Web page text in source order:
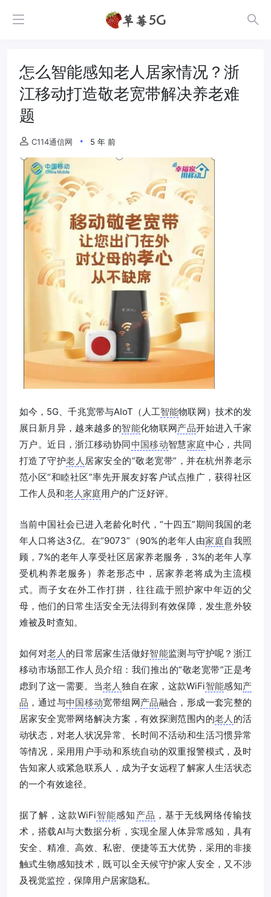
怎么智能感知老人居家情况？浙
江移动打造敬老宽带解决养老难
题
C114通信网 5 年 前
如今，5G、千兆宽带与AIoT（人工智能物联网）技术的发
展日新月异，越来越多的智能化物联网产品开始进入千家
万户。近日，浙江移动协同中国移动智慧家庭中心，共同
打造了守护老人 居家安全的“敬老宽带”，并在杭州养老示
范小区“和睦社区”率先开展友好客户试点推广，获得社区
工作人员和老人家庭用户的广泛好评。
当前中国社会已进入老龄化时代，“十四五”期间我国的老
年人口将达3亿。在“9073”（90%的老年人由家庭自我照
顾，7%的老年人享受社区居家养老服务，3%的老年人享
受机构养老服务）养老形态中，居家养老将成为主流模
式。而子女在外工作打拼，往往疏于照护家中年迈的父
母，他们的日常生活安全无法得到有效保障，发生意外较
难被及时查知。
如何对老人 的日常居家生活做好智能监测与守护呢？浙江
移动市场部工作人员介绍：我们推出的“敬老宽带”正是考
虑到了这一需要。当老人 独自在家，这款WiFi智能感知产
品 ，通过与中国移动宽带组网产品融合，形成一套完整的
居家安全宽带网络解决方案，有效探测范围内的老人 的活
动状态，对老人状况异常、长时间不活动和生活习惯异常
等情况，采用用户手动和系统自动的双重报警模式，及时
告知家人或紧急联系人，成为子女远程了解家人生活状态
的一个有效途径。
据了解，这款WiFi智能感知 产品 ，基于无线网络传输技
术，搭载AI与大数据分析，实现全屋人体异常感知，具有
安全、精准、高效、私密、便捷等五大优势，采用的非接
触式生物感知技术，既可以全天候守护家人安全，又不涉
及视觉监控，保障用户居家隐私。